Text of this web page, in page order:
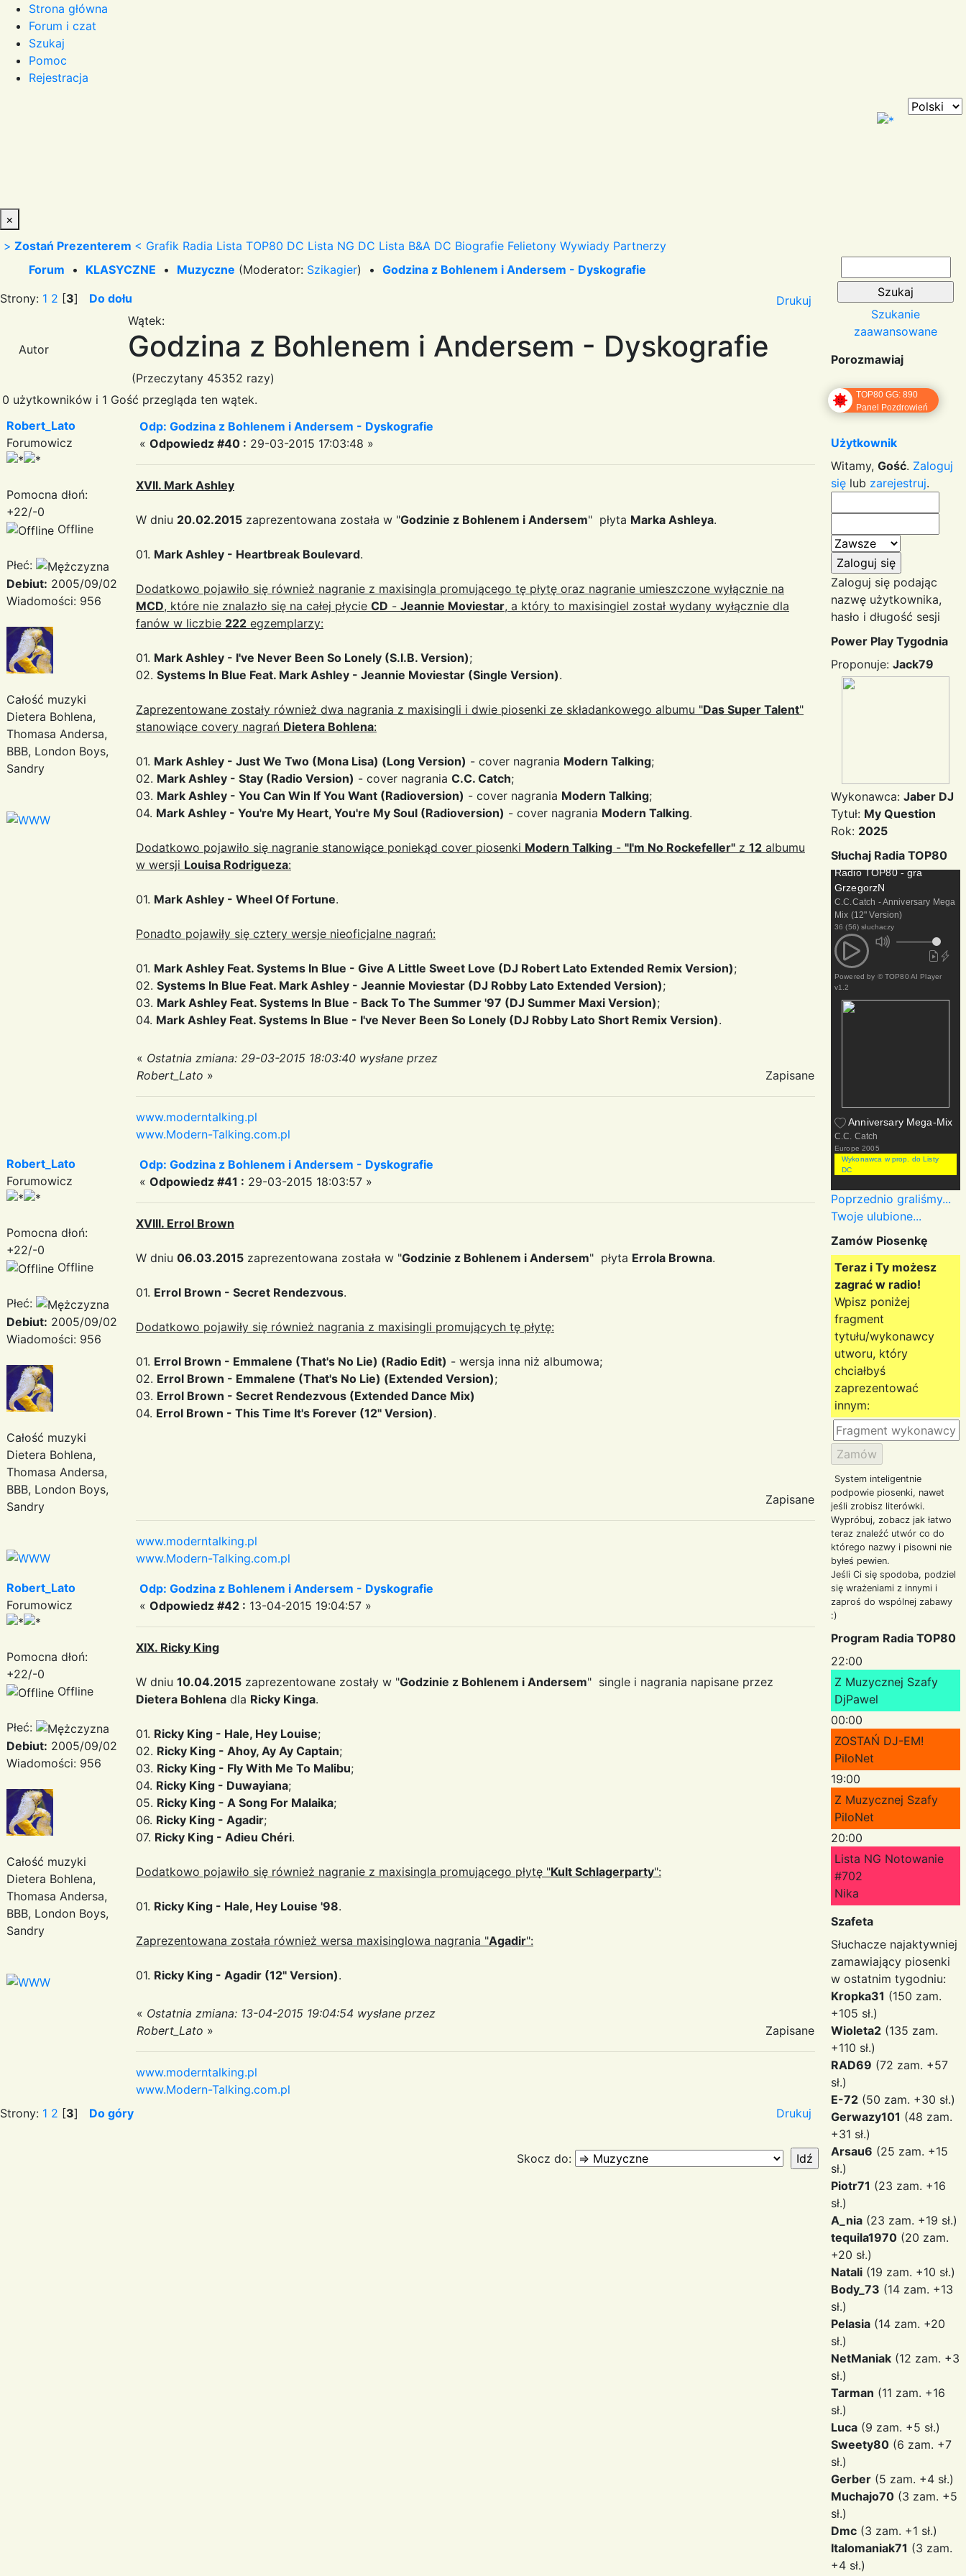
Strona główna
Forum i czat
Szukaj
Pomoc
Rejestracja
×
> Zostań Prezenterem < Grafik Radia Lista TOP80 DC Lista NG DC Lista B&A DC Biografie Felietony Wywiady Partnerzy
Forum • KLASYCZNE • Muzyczne (Moderator: Szikagier) • Godzina z Bohlenem i Andersem - Dyskografie
Strony: 1 2 [3] Do dołu Drukuj
Autor
Wątek:
Godzina z Bohlenem i Andersem - Dyskografie
(Przeczytany 45352 razy)
0 użytkowników i 1 Gość przegląda ten wątek.
Robert_Lato
Forumowicz
Pomocna dłoń:
+22/-0
Offline
Płeć:
Debiut: 2005/09/02
Wiadomości: 956
Całość muzyki
Dietera Bohlena,
Thomasa Andersa,
BBB, London Boys,
Sandry
Odp: Godzina z Bohlenem i Andersem - Dyskografie
« Odpowiedz #40 : 29-03-2015 17:03:48 »
XVII. Mark Ashley
W dniu 20.02.2015 zaprezentowana została w "Godzinie z Bohlenem i Andersem" płyta Marka Ashleya.
01. Mark Ashley - Heartbreak Boulevard.
Dodatkowo pojawiło się również nagranie z maxisingla promującego tę płytę oraz nagranie umieszczone wyłącznie na
MCD, które nie znalazło się na całej płycie CD - Jeannie Moviestar, a który to maxisingiel został wydany wyłącznie dla
fanów w liczbie 222 egzemplarzy:
01. Mark Ashley - I've Never Been So Lonely (S.I.B. Version);
02. Systems In Blue Feat. Mark Ashley - Jeannie Moviestar (Single Version).
Zaprezentowane zostały również dwa nagrania z maxisingli i dwie piosenki ze składankowego albumu "Das Super Talent"
stanowiące covery nagrań Dietera Bohlena:
01. Mark Ashley - Just We Two (Mona Lisa) (Long Version) - cover nagrania Modern Talking;
02. Mark Ashley - Stay (Radio Version) - cover nagrania C.C. Catch;
03. Mark Ashley - You Can Win If You Want (Radioversion) - cover nagrania Modern Talking;
04. Mark Ashley - You're My Heart, You're My Soul (Radioversion) - cover nagrania Modern Talking.
Dodatkowo pojawiło się nagranie stanowiące poniekąd cover piosenki Modern Talking - "I'm No Rockefeller" z 12 albumu
w wersji Louisa Rodrigueza:
01. Mark Ashley - Wheel Of Fortune.
Ponadto pojawiły się cztery wersje nieoficjalne nagrań:
01. Mark Ashley Feat. Systems In Blue - Give A Little Sweet Love (DJ Robert Lato Extended Remix Version);
02. Systems In Blue Feat. Mark Ashley - Jeannie Moviestar (DJ Robby Lato Extended Version);
03. Mark Ashley Feat. Systems In Blue - Back To The Summer '97 (DJ Summer Maxi Version);
04. Mark Ashley Feat. Systems In Blue - I've Never Been So Lonely (DJ Robby Lato Short Remix Version).
« Ostatnia zmiana: 29-03-2015 18:03:40 wysłane przez
Robert_Lato » Zapisane
www.moderntalking.pl
www.Modern-Talking.com.pl
Robert_Lato
Forumowicz
Pomocna dłoń:
+22/-0
Offline
Płeć:
Debiut: 2005/09/02
Wiadomości: 956
Całość muzyki
Dietera Bohlena,
Thomasa Andersa,
BBB, London Boys,
Sandry
Odp: Godzina z Bohlenem i Andersem - Dyskografie
« Odpowiedz #41 : 29-03-2015 18:03:57 »
XVIII. Errol Brown
W dniu 06.03.2015 zaprezentowana została w "Godzinie z Bohlenem i Andersem" płyta Errola Browna.
01. Errol Brown - Secret Rendezvous.
Dodatkowo pojawiły się również nagrania z maxisingli promujących tę płytę:
01. Errol Brown - Emmalene (That's No Lie) (Radio Edit) - wersja inna niż albumowa;
02. Errol Brown - Emmalene (That's No Lie) (Extended Version);
03. Errol Brown - Secret Rendezvous (Extended Dance Mix)
04. Errol Brown - This Time It's Forever (12'' Version).
Zapisane
www.moderntalking.pl
www.Modern-Talking.com.pl
Robert_Lato
Forumowicz
Pomocna dłoń:
+22/-0
Offline
Płeć:
Debiut: 2005/09/02
Wiadomości: 956
Całość muzyki
Dietera Bohlena,
Thomasa Andersa,
BBB, London Boys,
Sandry
Odp: Godzina z Bohlenem i Andersem - Dyskografie
« Odpowiedz #42 : 13-04-2015 19:04:57 »
XIX. Ricky King
W dniu 10.04.2015 zaprezentowane zostały w "Godzinie z Bohlenem i Andersem" single i nagrania napisane przez
Dietera Bohlena dla Ricky Kinga.
01. Ricky King - Hale, Hey Louise;
02. Ricky King - Ahoy, Ay Ay Captain;
03. Ricky King - Fly With Me To Malibu;
04. Ricky King - Duwayiana;
05. Ricky King - A Song For Malaika;
06. Ricky King - Agadir;
07. Ricky King - Adieu Chéri.
Dodatkowo pojawiło się również nagranie z maxisingla promującego płytę "Kult Schlagerparty":
01. Ricky King - Hale, Hey Louise '98.
Zaprezentowana została również wersa maxisinglowa nagrania "Agadir":
01. Ricky King - Agadir (12'' Version).
« Ostatnia zmiana: 13-04-2015 19:04:54 wysłane przez
Robert_Lato » Zapisane
www.moderntalking.pl
www.Modern-Talking.com.pl
Strony: 1 2 [3] Do góry Drukuj
Skocz do:
Szukanie
zaawansowane
Porozmawiaj
TOP80 GG: 890
Panel Pozdrowień
Użytkownik
Witamy, Gość. Zaloguj
się lub zarejestruj.
Zaloguj się podając
nazwę użytkownika,
hasło i długość sesji
Power Play Tygodnia
Proponuje: Jack79
Wykonawca: Jaber DJ
Tytuł: My Question
Rok: 2025
Słuchaj Radia TOP80
Radio TOP80 - gra
GrzegorzN
C.C.Catch - Anniversary Mega
Mix (12" Version)
36 (56) słuchaczy
Powered by © TOP80 AI Player
v1.2
Anniversary Mega-Mix
C.C. Catch
Europe 2005
Wykonawca w prop. do Listy
DC
Poprzednio graliśmy...
Twoje ulubione...
Zamów Piosenkę
Teraz i Ty możesz
zagrać w radio!
Wpisz poniżej
fragment
tytułu/wykonawcy
utworu, który
chciałbyś
zaprezentować
innym:
System inteligentnie
podpowie piosenki, nawet
jeśli zrobisz literówki.
Wypróbuj, zobacz jak łatwo
teraz znaleźć utwór co do
którego nazwy i pisowni nie
byłeś pewien.
Jeśli Ci się spodoba, podziel
się wrażeniami z innymi i
zaproś do wspólnej zabawy
:)
Program Radia TOP80
22:00
Z Muzycznej Szafy
DjPawel
00:00
ZOSTAŃ DJ-EM!
PiloNet
19:00
Z Muzycznej Szafy
PiloNet
20:00
Lista NG Notowanie
#702
Nika
Szafeta
Słuchacze najaktywniej
zamawiający piosenki
w ostatnim tygodniu:
Kropka31 (150 zam.
+105 sł.)
Wioleta2 (135 zam.
+110 sł.)
RAD69 (72 zam. +57
sł.)
E-72 (50 zam. +30 sł.)
Gerwazy101 (48 zam.
+31 sł.)
Arsau6 (25 zam. +15
sł.)
Piotr71 (23 zam. +16
sł.)
A_nia (23 zam. +19 sł.)
tequila1970 (20 zam.
+20 sł.)
Natali (19 zam. +10 sł.)
Body_73 (14 zam. +13
sł.)
Pelasia (14 zam. +20
sł.)
NetManiak (12 zam. +3
sł.)
Tarman (11 zam. +16
sł.)
Luca (9 zam. +5 sł.)
Sweety80 (6 zam. +7
sł.)
Gerber (5 zam. +4 sł.)
Muchajo70 (3 zam. +5
sł.)
Dmc (3 zam. +1 sł.)
Italomaniak71 (3 zam.
+4 sł.)